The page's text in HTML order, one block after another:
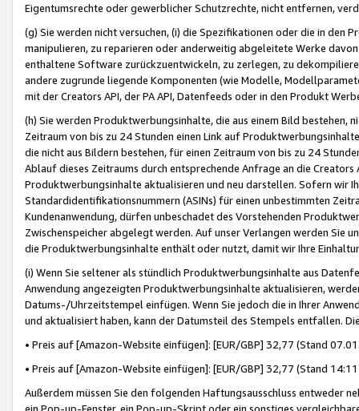
Eigentumsrechte oder gewerblicher Schutzrechte, nicht entfernen,
(g) Sie werden nicht versuchen, (i) die Spezifikationen oder die in
manipulieren, zu reparieren oder anderweitig abgeleitete Werke
enthaltene Software zurückzuentwickeln, zu zerlegen, zu
andere zugrunde liegende Komponenten (wie Modelle,
mit der Creators API, der PA API, Datenfeeds oder in den Produkt
(h) Sie werden Produktwerbungsinhalte, die aus einem Bild bestehen,
Zeitraum von bis zu 24 Stunden einen Link auf
die nicht aus Bildern bestehen, für einen Zeitraum von bis zu 24
Ablauf dieses Zeitraums durch entsprechende Anfrage an die
Produktwerbungsinhalte aktualisieren und neu darstellen. Sofern wir
Standardidentifikationsnummern (ASINs) für einen unbestimmten
Kundenanwendung, dürfen unbeschadet des Vorstehenden
Zwischenspeicher abgelegt werden. Auf unser Verlangen werden Sie
die Produktwerbungsinhalte enthält oder nutzt, damit wir Ihre
(i) Wenn Sie seltener als stündlich Produktwerbungsinhalte aus
Anwendung angezeigten Produktwerbungsinhalte aktualisieren,
Datums-/Uhrzeitstempel einfügen. Wenn Sie jedoch die in Ihrer
und aktualisiert haben, kann der Datumsteil des Stempels entfallen.
• Preis auf [Amazon-Website einfügen]: [EUR/GBP] 32,77 (Stand
• Preis auf [Amazon-Website einfügen]: [EUR/GBP] 32,77 (Stand
Außerdem müssen Sie den folgenden Haftungsausschluss entweder
ein Pop-up-Fenster, ein Pop-up-Skript oder ein sonstiges